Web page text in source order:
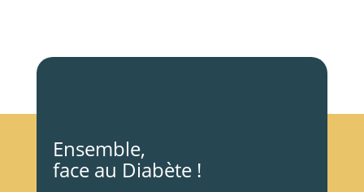
Ensemble,
face au Diabète !